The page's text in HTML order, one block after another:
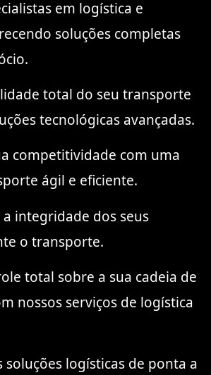
em logística e
soluções completas
total do seu transporte
tecnológicas avançadas.
competitividade com uma
ágil e eficiente.
integridade dos seus
o transporte.
total sobre a sua cadeia de
nossos serviços de logística
soluções logísticas de ponta a